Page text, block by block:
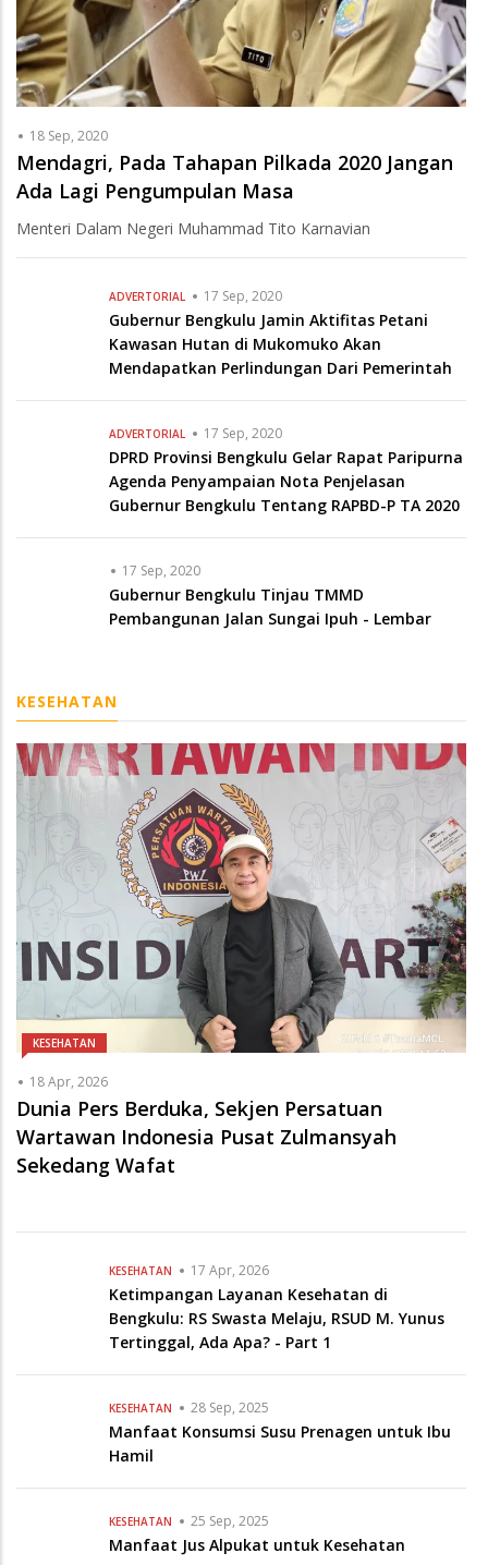
18 Sep, 2020
Mendagri, Pada Tahapan Pilkada 2020 Jangan
Ada Lagi Pengumpulan Masa
Menteri Dalam Negeri Muhammad Tito Karnavian
ADVERTORIAL 17 Sep, 2020
Gubernur Bengkulu Jamin Aktifitas Petani
Kawasan Hutan di Mukomuko Akan
Mendapatkan Perlindungan Dari Pemerintah
17 Sep, 2020
DPRD Provinsi Bengkulu Gelar Rapat Paripurna
Agenda Penyampaian Nota Penjelasan
Gubernur Bengkulu Tentang RAPBD-P TA 2020
17 Sep, 2020
Gubernur Bengkulu Tinjau TMMD
Pembangunan Jalan Sungai Ipuh - Lembar
KESEHATAN
18 Apr, 2026
Dunia Pers Berduka, Sekjen Persatuan
Wartawan Indonesia Pusat Zulmansyah
Sekedang Wafat
KESEHATAN 17 Apr, 2026
Ketimpangan Layanan Kesehatan di
28 Sep, 2025
Manfaat Konsumsi Susu Prenagen untuk Ibu
Hamil
Manfaat Jus Alpukat untuk Kesehatan